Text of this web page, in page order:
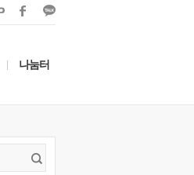
나눔터